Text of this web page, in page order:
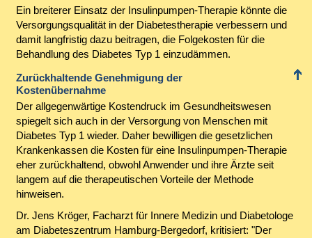
Ein breiterer Einsatz der Insulinpumpen-Therapie könnte die
Versorgungsqualität in der Diabetestherapie verbessern und
damit langfristig dazu beitragen, die Folgekosten für die
Behandlung des Diabetes Typ 1 einzudämmen.
Zurückhaltende Genehmigung der
Kostenübernahme
Der allgegenwärtige Kostendruck im Gesundheitswesen
spiegelt sich auch in der Versorgung von Menschen mit
Diabetes Typ 1 wieder. Daher bewilligen die gesetzlichen
Krankenkassen die Kosten für eine Insulinpumpen-Therapie
eher zurückhaltend, obwohl Anwender und ihre Ärzte seit
langem auf die therapeutischen Vorteile der Methode
hinweisen.
Dr. Jens Kröger, Facharzt für Innere Medizin und Diabetologe
am Diabeteszentrum Hamburg-Bergedorf, kritisiert: "Der